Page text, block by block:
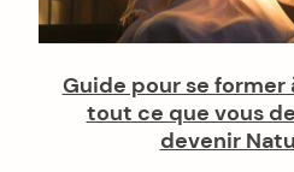
Guide pour se former
tout ce que vous
devenir